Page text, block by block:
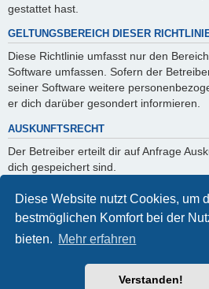
Diese Website nutzt Cookies, um
bestmöglichen Komfort bei der
bieten. Mehr erfahren
Verstanden!
gestattet hast.
GELTUNGSBEREICH DIESER
Diese Richtlinie umfasst nur den
Software umfassen. Sofern der
seiner Software weitere
er dich darüber gesondert informieren.
AUSKUNFTSRECHT
Der Betreiber erteilt dir auf Anfrage
dich gespeichert sind.
Du kannst jederzeit die Löschung bzw.
verlangen. Kontaktiere hierzu bitte den
Powered byphpBB® Forum